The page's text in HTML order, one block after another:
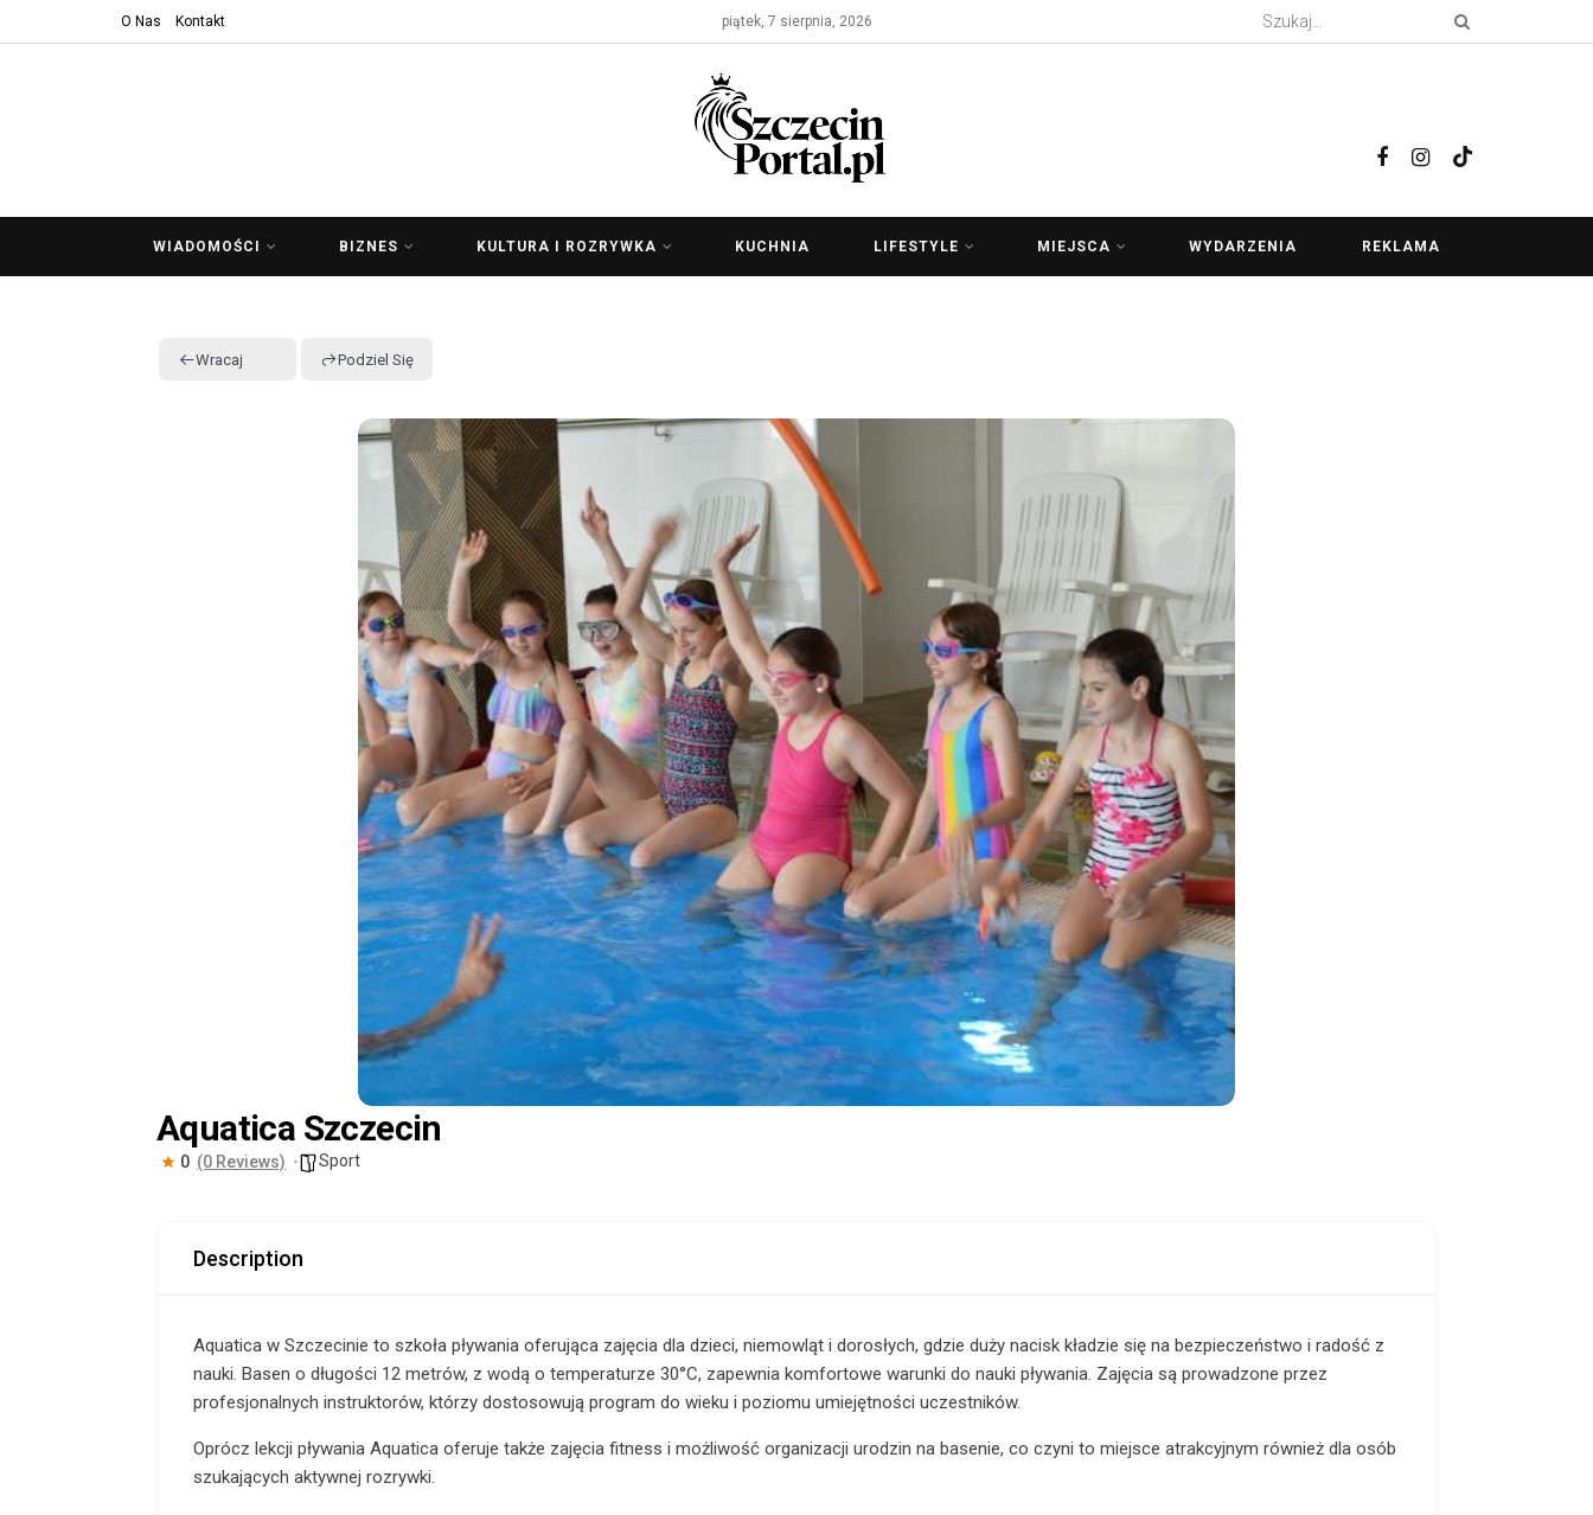
O Nas Kontakt piątek, 7 sierpnia, 2026
WIADOMOŚCI BIZNES KULTURA I ROZRYWKA KUCHNIA LIFESTYLE MIEJSCA WYDARZENIA REKLAMA
Wracaj Podziel Się
Aquatica Szczecin
0 (0 Reviews) Sport
Description
Aquatica w Szczecinie to szkoła pływania oferująca zajęcia dla dzieci, niemowląt i dorosłych, gdzie duży nacisk kładzie się na bezpieczeństwo i radość z
nauki. Basen o długości 12 metrów, z wodą o temperaturze 30°C, zapewnia komfortowe warunki do nauki pływania. Zajęcia są prowadzone przez
profesjonalnych instruktorów, którzy dostosowują program do wieku i poziomu umiejętności uczestników.
Oprócz lekcji pływania Aquatica oferuje także zajęcia fitness i możliwość organizacji urodzin na basenie, co czyni to miejsce atrakcyjnym również dla osób
szukających aktywnej rozrywki.